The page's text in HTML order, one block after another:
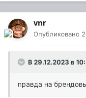
поменял. Вот о чём
участке участке
какой заправке.
как у qashqai.
vnr
Опубликовано
В 29.12.2023 в
правда на